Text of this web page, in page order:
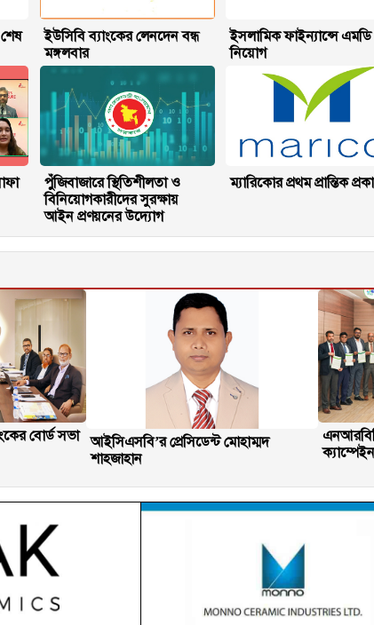
শেষ
ইউসিবি ব্যাংকের লেনদেন বন্ধ
মঙ্গলবার
ইসলামিক ফাইন্যান্সে এমডি
নিয়োগ
পুঁজিবাজারে স্থিতিশীলতা ও
বিনিয়োগকারীদের সুরক্ষায়
আইন প্রণয়নের উদ্যোগ
ম্যারিকোর প্রথম প্রান্তিক
বোর্ড সভা
আইসিএসবি’র প্রেসিডেন্ট মোহাম্মদ
শাহজাহান